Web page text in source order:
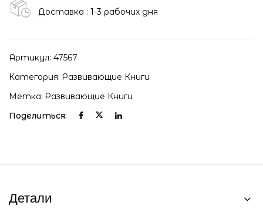
Доставка : 1-3 рабочих дня
Артикул: 47567
Категория: Развивающие Книги
Метка: Развивающие Книги
Поделиться:
Детали